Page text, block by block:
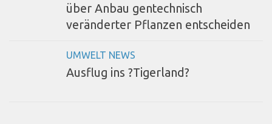
über Anbau gentechnisch
veränderter Pflanzen entscheiden
UMWELT NEWS
Ausflug ins ?Tigerland?